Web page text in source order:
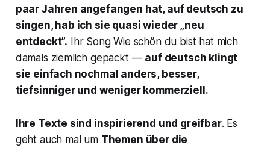
paar Jahren angefangen hat, auf deutsch zu
singen, hab ich sie quasi wieder „neu
entdeckt”. Ihr SongWie schön du bisthat mich
damals ziemlich gepackt — auf deutsch klingt
sie einfach nochmal anders, besser,
tiefsinniger und weniger kommerziell.
Ihre Texte sind inspirierend und greifbar. Es
geht auch mal um Themen über die